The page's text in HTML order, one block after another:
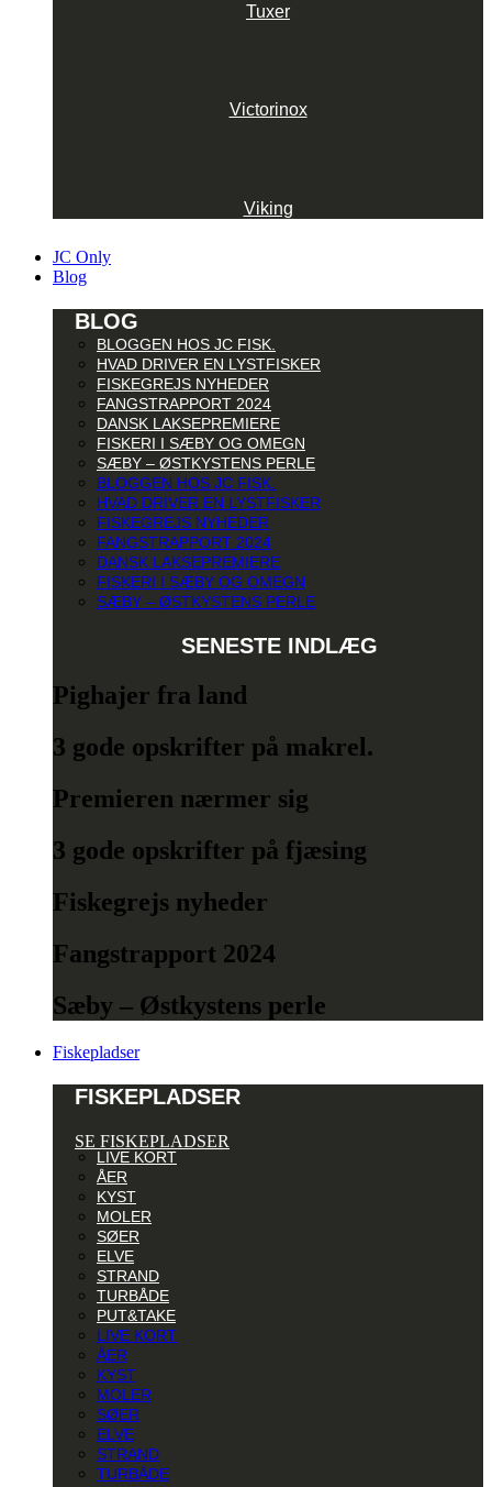
Tuxer
Victorinox
Viking
JC Only
Blog
BLOG
BLOGGEN HOS JC FISK.
HVAD DRIVER EN LYSTFISKER
FISKEGREJS NYHEDER
FANGSTRAPPORT 2024
DANSK LAKSEPREMIERE
FISKERI I SÆBY OG OMEGN
SÆBY – ØSTKYSTENS PERLE
BLOGGEN HOS JC FISK.
HVAD DRIVER EN LYSTFISKER
FISKEGREJS NYHEDER
FANGSTRAPPORT 2024
DANSK LAKSEPREMIERE
FISKERI I SÆBY OG OMEGN
SÆBY – ØSTKYSTENS PERLE
SENESTE INDLÆG
Pighajer fra land
3 gode opskrifter på makrel.
Premieren nærmer sig
3 gode opskrifter på fjæsing
Fiskegrejs nyheder
Fangstrapport 2024
Sæby – Østkystens perle
Fiskepladser
FISKEPLADSER
SE FISKEPLADSER
LIVE KORT
ÅER
KYST
MOLER
SØER
ELVE
STRAND
TURBÅDE
PUT&TAKE
LIVE KORT
ÅER
KYST
MOLER
SØER
ELVE
STRAND
TURBÅDE